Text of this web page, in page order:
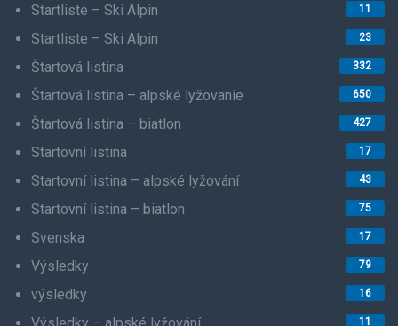
Startliste – Ski Alpin 11
Startliste – Ski Alpin 23
Štartová listina 332
Štartová listina – alpské lyžovanie 650
Štartová listina – biatlon 427
Startovní listina 17
Startovní listina – alpské lyžování 43
Startovní listina – biatlon 75
Svenska 17
Výsledky 79
výsledky 16
11